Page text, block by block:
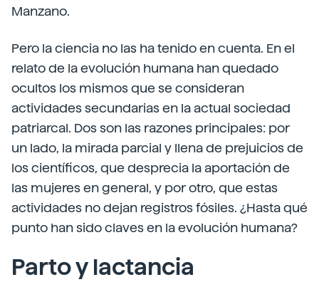
Manzano.
Pero la ciencia no las ha tenido en cuenta. En el
relato de la evolución humana han quedado
ocultos los mismos que se consideran
actividades secundarias en la actual sociedad
patriarcal. Dos son las razones principales: por
un lado, la mirada parcial y llena de prejuicios de
los científicos, que desprecia la aportación de
las mujeres en general, y por otro, que estas
actividades no dejan registros fósiles. ¿Hasta qué
punto han sido claves en la evolución humana?
Parto y lactancia